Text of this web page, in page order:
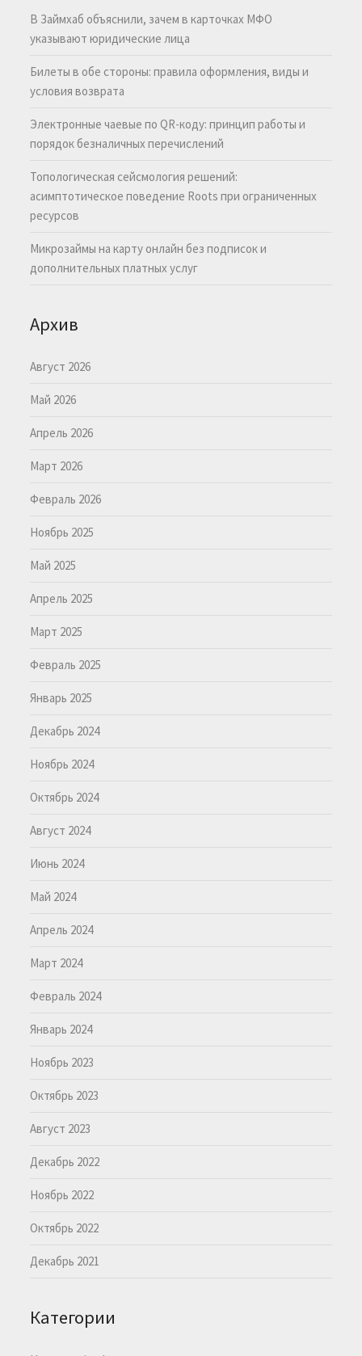
В Займхаб объяснили, зачем в карточках МФО
указывают юридические лица
Билеты в обе стороны: правила оформления, виды и
условия возврата
Электронные чаевые по QR-коду: принцип работы и
порядок безналичных перечислений
Топологическая сейсмология решений:
асимптотическое поведение Roots при ограниченных
ресурсов
Микрозаймы на карту онлайн без подписок и
дополнительных платных услуг
Архив
Август 2026
Май 2026
Апрель 2026
Март 2026
Февраль 2026
Ноябрь 2025
Май 2025
Апрель 2025
Март 2025
Февраль 2025
Январь 2025
Декабрь 2024
Ноябрь 2024
Октябрь 2024
Август 2024
Июнь 2024
Май 2024
Апрель 2024
Март 2024
Февраль 2024
Январь 2024
Ноябрь 2023
Октябрь 2023
Август 2023
Декабрь 2022
Ноябрь 2022
Октябрь 2022
Декабрь 2021
Категории